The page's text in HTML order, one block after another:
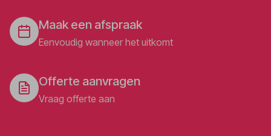
Maak een afspraak
Eenvoudig wanneer het uitkomt
Offerte aanvragen
Vraag offerte aan